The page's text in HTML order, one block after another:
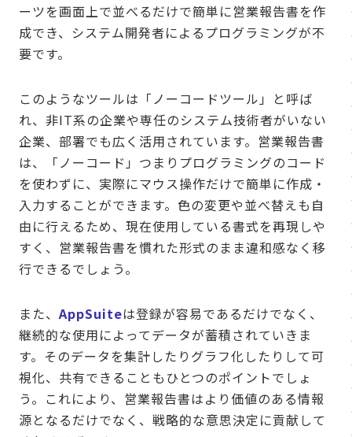
ーツを画面上で並べるだけで簡単に営業報告書を作
成でき、システム開発者によるプログラミングが不
要です。
このようなツールは「ノーコードツール」と呼ば
れ、非IT系の企業や専任のシステム技術者がいない
企業、部署でも広く活用されています。営業報告書
は、「ノーコード」つまりプログラミングのコード
を使わずに、実際にマウス操作だけで簡単に作成・
入力することができます。色の変更や並べ替えも自
由に行えるため、現在使用している書式を再現しや
すく、営業報告書を慣れた形式のまま違和感なく移
行できるでしょう。
また、 AppSuiteは登録が容易であるだけでなく、
継続的な使用によってデータが蓄積されていきま
す。そのデータを集計したりグラフ化したりして可
視化、共有できることもひとつのポイントでしょ
う。これにより、営業報告書はより価値のある情報
源となるだけでなく、戦略的な意思決定に貢献して